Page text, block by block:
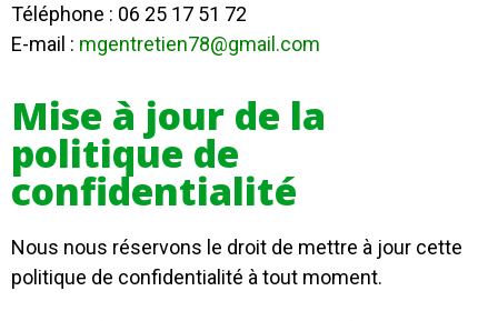
Téléphone : 06 25 17 51 72
E-mail : mgentretien78@gmail.com
Mise à jour de la
politique de
confidentialité
Nous nous réservons le droit de mettre à jour cette
politique de confidentialité à tout moment.